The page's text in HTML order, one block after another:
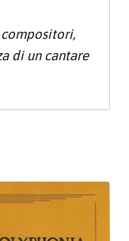
di un cantare